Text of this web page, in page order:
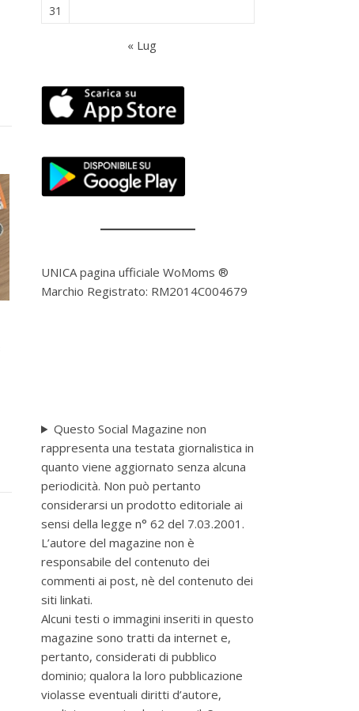
31
« Lug
UNICA pagina ufficiale WoMoms ®
Marchio Registrato: RM2014C004679
Questo Social Magazine non
rappresenta una testata giornalistica in
quanto viene aggiornato senza alcuna
periodicità. Non può pertanto
considerarsi un prodotto editoriale ai
sensi della legge n° 62 del 7.03.2001.
L’autore del magazine non è
responsabile del contenuto dei
commenti ai post, nè del contenuto dei
siti linkati.
Alcuni testi o immagini inseriti in questo
magazine sono tratti da internet e,
pertanto, considerati di pubblico
dominio; qualora la loro pubblicazione
violasse eventuali diritti d’autore,